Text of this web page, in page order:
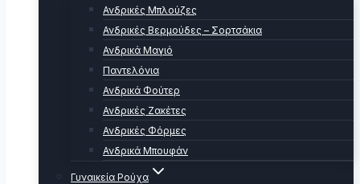
Ανδρικές Μπλούζες
Ανδρικές Βερμούδες – Σορτσάκια
Ανδρικά Μαγιό
Παντελόνια
Ανδρικά Φούτερ
Ανδρικές Ζακέτες
Ανδρικές Φόρμες
Ανδρικά Μπουφάν
Γυναικεία Ρούχα